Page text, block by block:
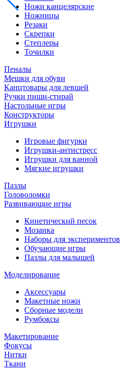
Ножи канцелярские
Ножницы
Резаки
Скрепки
Степлеры
Точилки
Пеналы
Мешки для обуви
Канцтовары для левшей
Ручки пиши-стирай
Настольные игры
Конструкторы
Игрушки
Игровые фигурки
Игрушки-антистресс
Игрушки для ванной
Мягкие игрушки
Пазлы
Головоломки
Развивающие игры
Кинетический песок
Мозаика
Наборы для экспериментов
Обучающие игры
Пазлы для малышей
Моделирование
Аксессуары
Макетные ножи
Сборные модели
Румбоксы
Макетирование
Фокусы
Нитки
Ткани